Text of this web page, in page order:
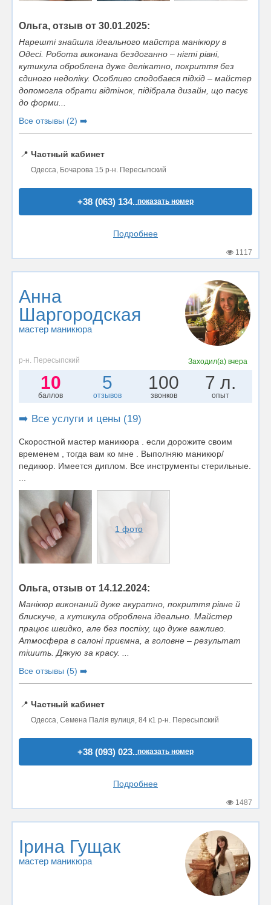
Ольга, отзыв от 30.01.2025:
Нарешті знайшла ідеального майстра манікюру в
Одесі. Робота виконана бездоганно – нігті рівні,
кутикула оброблена дуже делікатно, покриття без
єдиного недоліку. Особливо сподобався підхід – майстер
допомогла обрати відтінок, підібрала дизайн, що пасує
до форми...
Все отзывы (2) ➡️
📍 Частный кабинет
Одесса, Бочарова 15 р-н. Пересыпский
+38 (063) 134..показать номер
Подробнее
1117
Анна
Шаргородская
мастер маникюра
р-н. Пересыпский Заходил(а)вчера
10
баллов
5
отзывов
100
звонков
7 л.
опыт
➡️ Все услуги и цены (19)
Скоростной мастер маникюра . если дорожите своим
временем , тогда вам ко мне . Выполняю маникюр/
педикюр. Имеется диплом. Все инструменты стерильные.
1 фото
Ольга, отзыв от 14.12.2024:
Манікюр виконаний дуже акуратно, покриття рівне й
блискуче, а кутикула оброблена ідеально. Майстер
працює швидко, але без поспіху, що дуже важливо.
Атмосфера в салоні приємна, а головне – результат
тішить. Дякую за красу. ...
Все отзывы (5) ➡️
📍 Частный кабинет
Одесса, Семена Палія вулиця, 84 к1 р-н. Пересыпский
+38 (093) 023..показать номер
Подробнее
1487
Ірина Гущак
мастер маникюра